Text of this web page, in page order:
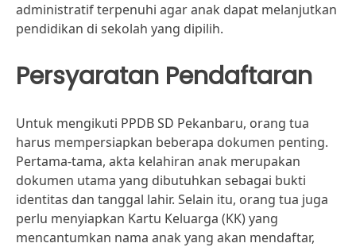
administratif terpenuhi agar anak dapat melanjutkan
pendidikan di sekolah yang dipilih.
Persyaratan Pendaftaran
Untuk mengikuti PPDB SD Pekanbaru, orang tua
harus mempersiapkan beberapa dokumen penting.
Pertama-tama, akta kelahiran anak merupakan
dokumen utama yang dibutuhkan sebagai bukti
identitas dan tanggal lahir. Selain itu, orang tua juga
perlu menyiapkan Kartu Keluarga (KK) yang
mencantumkan nama anak yang akan mendaftar,